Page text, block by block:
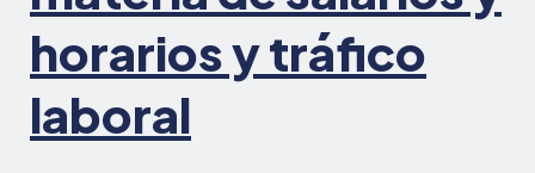
horarios y tráfico
laboral